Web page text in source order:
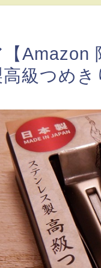
Amazon
級つめ